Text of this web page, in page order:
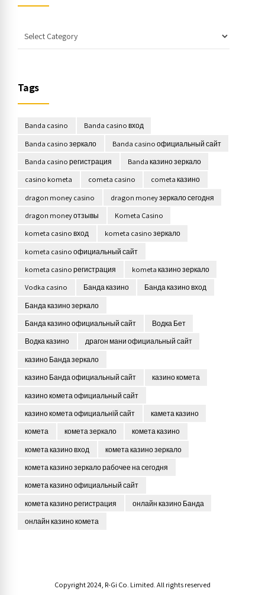
Tags
Banda casino
Banda casino вход
Banda casino зеркало
Banda casino официальный сайт
Banda casino регистрация
Banda казино зеркало
casino kometa
cometa casino
cometa казино
dragon money casino
dragon money зеркало сегодня
dragon money отзывы
Kometa Casino
kometa casino вход
kometa casino зеркало
kometa casino официальный сайт
kometa casino регистрация
kometa казино зеркало
Vodka casino
Банда казино
Банда казино вход
Банда казино зеркало
Банда казино официальный сайт
Водка Бет
Водка казино
драгон мани официальный сайт
казино Банда зеркало
казино Банда официальный сайт
казино комета
казино комета официальный сайт
казино комета официальній сайт
камета казино
комета
комета зеркало
комета казино
комета казино вход
комета казино зеркало
комета казино зеркало рабочее на сегодня
комета казино официальный сайт
комета казино регистрация
онлайн казино Банда
онлайн казино комета
Copyright 2024, R-Gi Co. Limited. All rights reserved